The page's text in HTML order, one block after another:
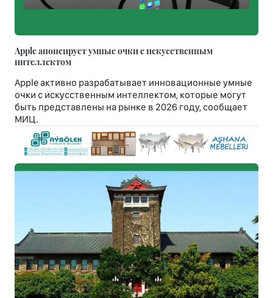
Apple анонсирует умные очки с искусственным
интеллектом
Apple активно разрабатывает инновационные умные
очки с искусственным интеллектом, которые могут
быть представлены на рынке в 2026 году, сообщает
МИЦ.